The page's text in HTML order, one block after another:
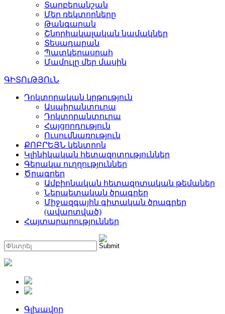
Տարբերանշան
Մեր ռեկտորները
Թանգարան
Շնորհակալական նամակներ
Տեսադարան
Պատկերասրահ
Մամուլը մեր մասին
ԳԻՏՈւԹՅՈւՆ
Դոկտորական կրթություն
Ասպիրանտուրա
Դոկտորանտուրա
Հայցորդություն
Ուսումնառություն
ՔՈԲՐԵՅՆ կենտրոն
Կլինիկական հետազոտություններ
Գերակա ուղղություններ
Ծրագրեր
Ամբիոնական հետազոտական թեմաներ
Ներպետական ծրագրեր
Միջազգային գիտական ծրագրեր
(ավարտված)
Հայտարարություններ
Գլխավոր